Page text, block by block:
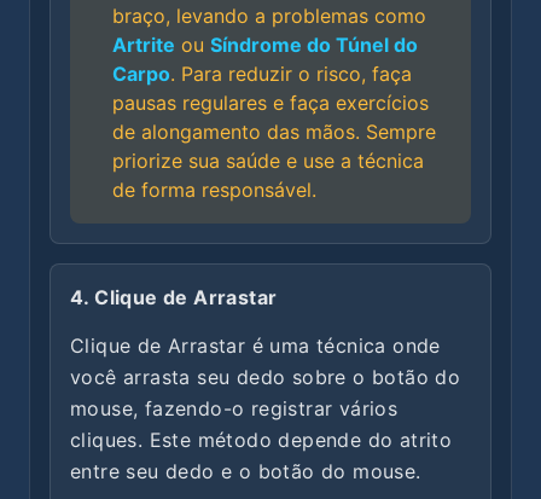
braço, levando a problemas como
Artrite ou Síndrome do Túnel do
Carpo. Para reduzir o risco, faça
pausas regulares e faça exercícios
de alongamento das mãos. Sempre
priorize sua saúde e use a técnica
de forma responsável.
4. Clique de Arrastar
Clique de Arrastar é uma técnica onde
você arrasta seu dedo sobre o botão do
mouse, fazendo-o registrar vários
cliques. Este método depende do atrito
entre seu dedo e o botão do mouse.